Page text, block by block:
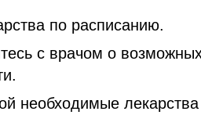
по расписанию.
с врачом о
необходимые